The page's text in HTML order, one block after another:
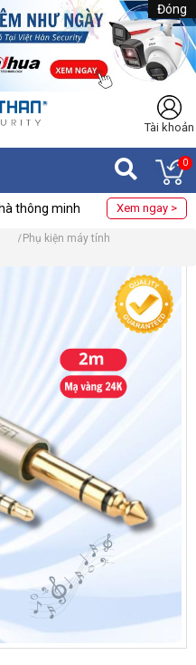
Đóng
Tài khoản
0
thông minh Xem ngay >
Phụ kiện máy tính